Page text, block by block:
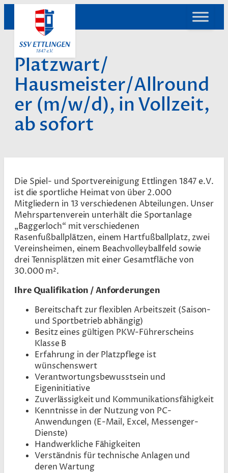
springen
Platzwart/
Hausmeister/Allround
er (m/w/d), in Vollzeit,
ab sofort
Die Spiel- und Sportvereinigung Ettlingen 1847 e.V.
ist die sportliche Heimat von über 2.000
Mitgliedern in 13 verschiedenen Abteilungen. Unser
Mehrspartenverein unterhält die Sportanlage
„Baggerloch“ mit verschiedenen
Rasenfußballplätzen, einem Hartfußballplatz, zwei
Vereinsheimen, einem Beachvolleyballfeld sowie
drei Tennisplätzen mit einer Gesamtfläche von
30.000 m².
Ihre Qualifikation / Anforderungen
Bereitschaft zur flexiblen Arbeitszeit (Saison-
und Sportbetrieb abhängig)
Besitz eines gültigen PKW-Führerscheins
Klasse B
Erfahrung in der Platzpflege ist
wünschenswert
Verantwortungsbewusstsein und
Eigeninitiative
Zuverlässigkeit und Kommunikationsfähigkeit
Kenntnisse in der Nutzung von PC-
Anwendungen (E-Mail, Excel, Messenger-
Dienste)
Handwerkliche Fähigkeiten
Verständnis für technische Anlagen und
deren Wartung